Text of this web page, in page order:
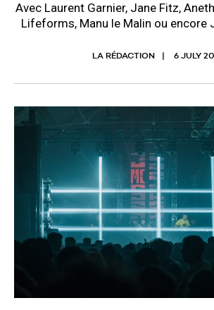
Avec Laurent Garnier, Jane Fitz,
Lifeforms, Manu le Malin ou encore
LA RÉDACTION 6 JULY